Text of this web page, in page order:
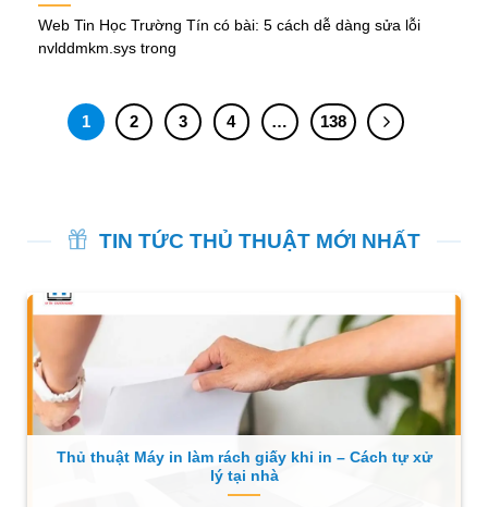
Web Tin Học Trường Tín có bài: 5 cách dễ dàng sửa lỗi
nvlddmkm.sys trong
1 2 3 4 … 138
TIN TỨC THỦ THUẬT MỚI NHẤT
Thủ thuật Máy in làm rách giấy khi in – Cách tự xử
lý tại nhà